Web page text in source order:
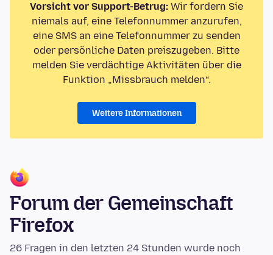
Vorsicht vor Support-Betrug: Wir fordern Sie
niemals auf, eine Telefonnummer anzurufen,
eine SMS an eine Telefonnummer zu senden
oder persönliche Daten preiszugeben. Bitte
melden Sie verdächtige Aktivitäten über die
Funktion „Missbrauch melden“.
Weitere Informationen
Forum der Gemeinschaft
Firefox
26 Fragen in den letzten 24 Stunden wurde noch